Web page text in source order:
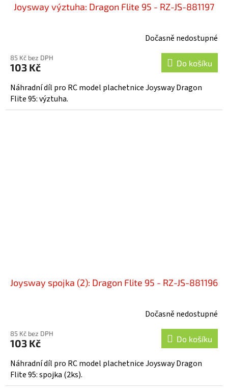
Joysway výztuha: Dragon Flite 95 - RZ-JS-881197
Dočasně nedostupné
85 Kč bez DPH
103 Kč Do košíku
Náhradní díl pro RC model plachetnice Joysway Dragon
Flite 95: výztuha.
Joysway spojka (2): Dragon Flite 95 - RZ-JS-881196
Dočasně nedostupné
85 Kč bez DPH
103 Kč Do košíku
Náhradní díl pro RC model plachetnice Joysway Dragon
Flite 95: spojka (2ks).